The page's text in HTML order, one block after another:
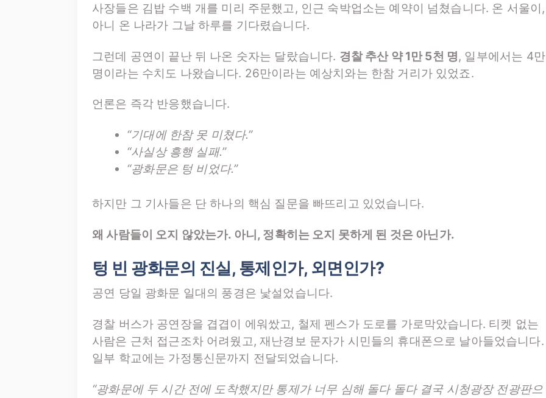
사장들은 김밥 수백 개를 미리 주문했고, 인근 숙박업소는 예약이 넘쳤습니다. 온 서울이,
아니 온 나라가 그날 하루를 기다렸습니다.
그런데 공연이 끝난 뒤 나온 숫자는 달랐습니다. 경찰 추산 약 1만 5천 명, 일부에서는 4만
명이라는 수치도 나왔습니다. 26만이라는 예상치와는 한참 거리가 있었죠.
언론은 즉각 반응했습니다.
“기대에 한참 못 미쳤다.”
“사실상 흥행 실패.”
“광화문은 텅 비었다.”
하지만 그 기사들은 단 하나의 핵심 질문을 빠뜨리고 있었습니다.
왜 사람들이 오지 않았는가. 아니, 정확히는 오지 못하게 된 것은 아닌가.
텅 빈 광화문의 진실, 통제인가, 외면인가?
공연 당일 광화문 일대의 풍경은 낯설었습니다.
경찰 버스가 공연장을 겹겹이 에워쌌고, 철제 펜스가 도로를 가로막았습니다. 티켓 없는
사람은 근처 접근조차 어려웠고, 재난경보 문자가 시민들의 휴대폰으로 날아들었습니다.
일부 학교에는 가정통신문까지 전달되었습니다.
“광화문에 두 시간 전에 도착했지만 통제가 너무 심해 돌다 돌다 결국 시청광장 전광판으